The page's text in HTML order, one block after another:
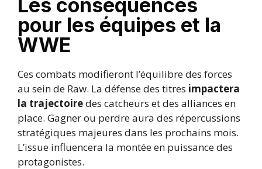
Les conséquences
pour les équipes et la
WWE
Ces combats modifieront l’équilibre des forces
au sein de Raw. La défense des titres impactera
la trajectoiredes catcheurs et des alliances en
place. Gagner ou perdre aura des répercussions
stratégiques majeures dans les prochains mois.
L’issue influencera la montée en puissance des
protagonistes.